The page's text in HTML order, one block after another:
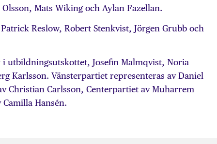
Mats Wiking och Aylan Fazellan.
Reslow, Robert Stenkvist, Jörgen Grubb och
utbildningsutskottet, Josefin Malmqvist, Noria
Karlsson. Vänsterpartiet representeras av Daniel
Christian Carlsson, Centerpartiet av Muharrem
Hansén.